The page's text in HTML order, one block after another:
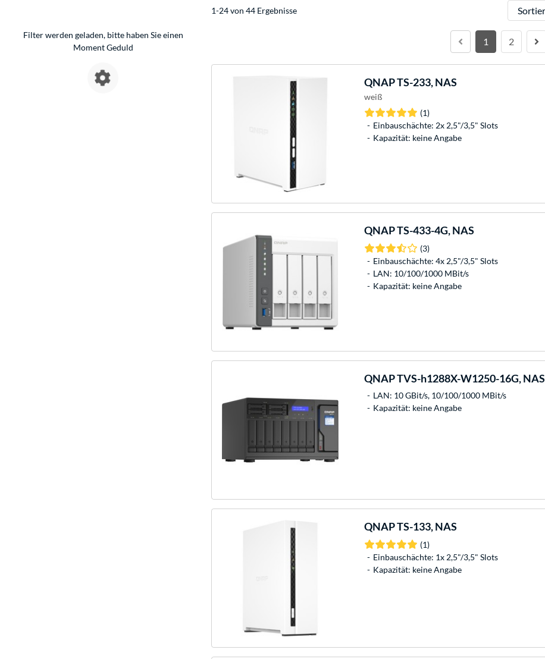
Filter werden geladen, bitte haben Sie einen
Moment Geduld
1-24 von 44 Ergebnisse Sortieren
1 2
QNAPTS-233, NAS
weiß
(1)
Einbauschächte: 2x 2,5"/3,5" Slots
Kapazität: keine Angabe
QNAPTS-433-4G, NAS
(3)
Einbauschächte: 4x 2,5"/3,5" Slots
LAN: 10/100/1000 MBit/s
Kapazität: keine Angabe
QNAPTVS-h1288X-W1250-16G, NAS
LAN: 10 GBit/s, 10/100/1000 MBit/s
Kapazität: keine Angabe
QNAPTS-133, NAS
(1)
Einbauschächte: 1x 2,5"/3,5" Slots
Kapazität: keine Angabe